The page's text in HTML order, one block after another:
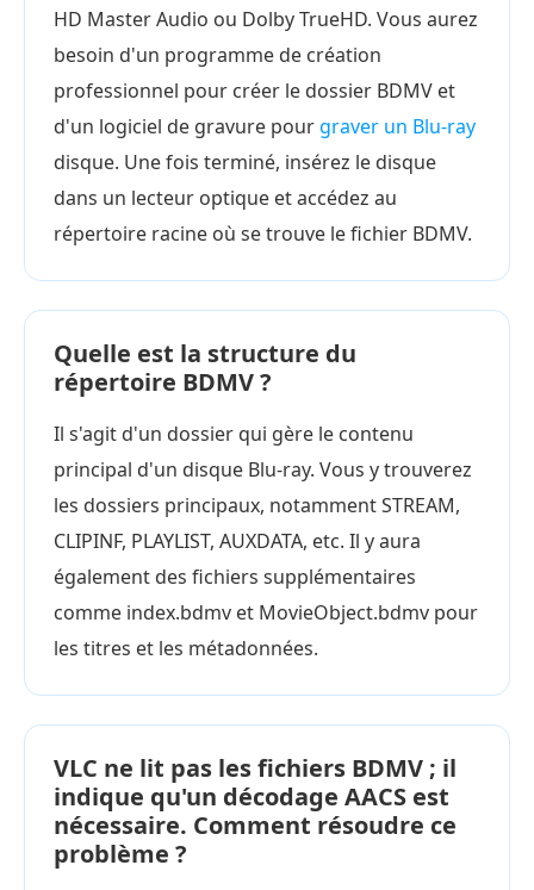
HD Master Audio ou Dolby TrueHD. Vous aurez
besoin d'un programme de création
professionnel pour créer le dossier BDMV et
d'un logiciel de gravure pourgraver un Blu-ray
disque. Une fois terminé, insérez le disque
dans un lecteur optique et accédez au
répertoire racine où se trouve le fichier BDMV.
Quelle est la structure du
répertoire BDMV ?
Il s'agit d'un dossier qui gère le contenu
principal d'un disque Blu-ray. Vous y trouverez
les dossiers principaux, notamment STREAM,
CLIPINF, PLAYLIST, AUXDATA, etc. Il y aura
également des fichiers supplémentaires
comme index.bdmv et MovieObject.bdmv pour
les titres et les métadonnées.
VLC ne lit pas les fichiers BDMV ; il
indique qu'un décodage AACS est
nécessaire. Comment résoudre ce
problème ?